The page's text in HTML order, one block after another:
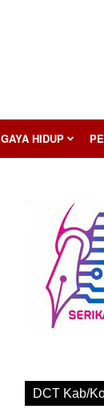
GAYA HIDUP
DCT Kab/